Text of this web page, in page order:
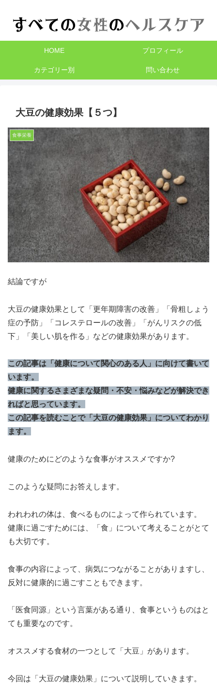
HOME プロフィール
カテゴリー別 問い合わせ
大豆の健康効果【５つ】
食事栄養
結論ですが
大豆の健康効果として「更年期障害の改善」「骨粗しょう
症の予防」「コレステロールの改善」「がんリスクの低
下」「美しい肌を作る」などの健康効果があります。
この記事は「健康について関心のある人」に向けて書いて
います。
健康に関するさまざまな疑問・不安・悩みなどが解決でき
ればと思っています。
この記事を読むことで「大豆の健康効果」についてわかり
ます。
健康のためにどのような食事がオススメですか?
このような疑問にお答えします。
われわれの体は、食べるものによって作られています。
健康に過ごすためには、「食」について考えることがとて
も大切です。
食事の内容によって、病気につながることがありますし、
反対に健康的に過ごすこともできます。
「医食同源」という言葉がある通り、食事というものはと
ても重要なのです。
オススメする食材の一つとして「大豆」があります。
今回は「大豆の健康効果」について説明していきます。